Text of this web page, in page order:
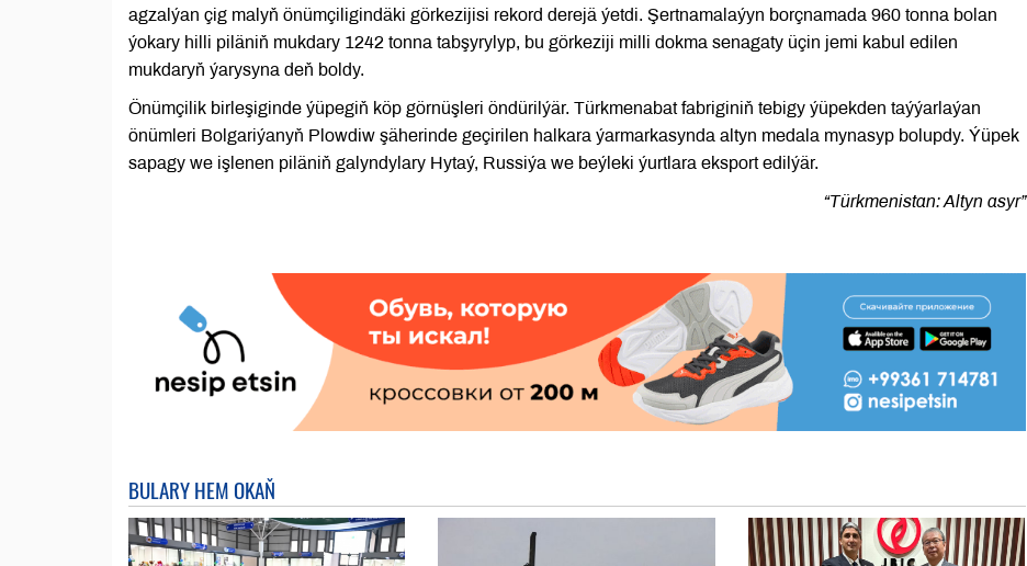
agzalýan çig malyň önümçiligindäki görkezijisi rekord derejä ýetdi. Şertnamalaýyn borçnamada 960 tonna bolan
ýokary hilli piläniň mukdary 1242 tonna tabşyrylyp, bu görkeziji milli dokma senagaty üçin jemi kabul edilen
mukdaryň ýarysyna deň boldy.
Önümçilik birleşiginde ýüpegiň köp görnüşleri öndürilýär. Türkmenabat fabriginiň tebigy ýüpekden taýýarlaýan
önümleri Bolgariýanyň Plowdiw şäherinde geçirilen halkara ýarmarkasynda altyn medala mynasyp bolupdy. Ýüpek
sapagy we işlenen piläniň galyndylary Hytaý, Russiýa we beýleki ýurtlara eksport edilýär.
“Türkmenistan: Altyn asyr”
BULARY HEM OKAŇ